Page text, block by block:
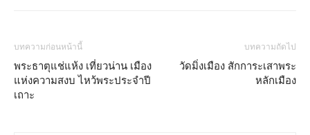
บทความก่อนหน้านี้
พระธาตุแช่แห้ง เที่ยวน่าน เมือง
แห่งความสงบ ไหว้พระประจำปี
เถาะ
บทความถัดไป
วัดมิ่งเมือง สักการะเสาพระ
หลักเมือง